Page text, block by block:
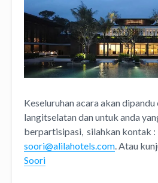
Keseluruhan acara akan
langitselatan dan untuk anda
berpartisipasi, silahkan kontak :
soori@alilahotels.com. Atau
Soori